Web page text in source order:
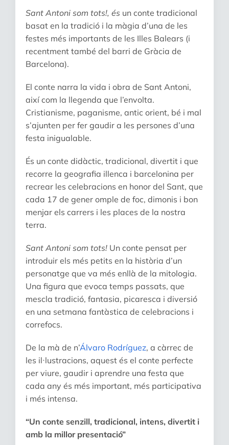
Sant Antoni som tots!, és un conte tradicional
basat en la tradició i la màgia d’una de les
festes més importants de les Illes Balears (i
recentment també del barri de Gràcia de
Barcelona).
El conte narra la vida i obra de Sant Antoni,
així com la llegenda que l’envolta.
Cristianisme, paganisme, antic orient, bé i mal
s’ajunten per fer gaudir a les persones d’una
festa inigualable.
És un conte didàctic, tradicional, divertit i que
recorre la geografia illenca i barcelonina per
recrear les celebracions en honor del Sant, que
cada 17 de gener omple de foc, dimonis i bon
menjar els carrers i les places de la nostra
terra.
Sant Antoni som tots! Un conte pensat per
introduir els més petits en la història d’un
personatge que va més enllà de la mitologia.
Una figura que evoca temps passats, que
mescla tradició, fantasia, picaresca i diversió
en una setmana fantàstica de celebracions i
correfocs.
De la mà de n’Álvaro Rodríguez, a càrrec de
les il·lustracions, aquest és el conte perfecte
per viure, gaudir i aprendre una festa que
cada any és més important, més participativa
i més intensa.
“Un conte senzill, tradicional, intens, divertit i
amb la millor presentació”